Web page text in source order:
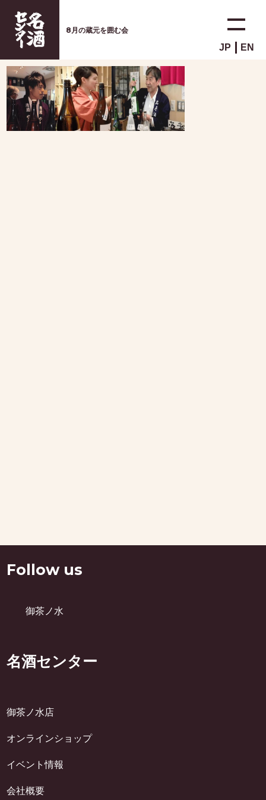
8月の蔵元を囲む会
JP EN
Follow us
御茶ノ水
名酒センター
御茶ノ水店
オンラインショップ
イベント情報
会社概要